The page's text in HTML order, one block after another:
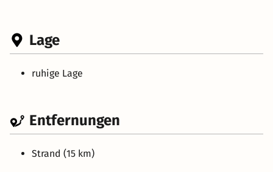
Lage
ruhige Lage
Entfernungen
Strand (15 km)